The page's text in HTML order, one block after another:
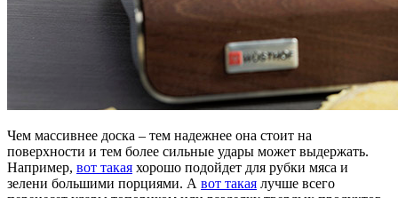
Чем массивнее доска – тем надежнее она стоит на
поверхности и тем более сильные удары может выдержать.
Например, вот такая хорошо подойдет для рубки мяса и
зелени большими порциями. А вот такая лучше всего